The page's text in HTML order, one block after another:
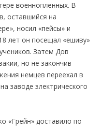
военнопленных. В
оставшийся на
носил «пейсы» и
лет он посещал «ешиву»
Затем Дов
но не закончив
немцев переехал в
заводе электрического
«Грейн» доставило по